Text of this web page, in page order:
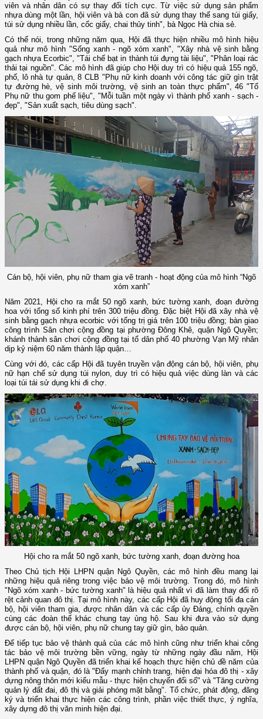
viên và nhân dân có sự thay đổi tích cực. Từ việc sử dụng sản phẩm
nhựa dùng một lần, hội viên và bà con đã sử dụng thay thế sang túi giấy,
túi sử dụng nhiều lần, cốc giấy, chai thủy tinh", bà Ngọc Hà chia sẻ.
Có thể nói, trong những năm qua, Hội đã thực hiện nhiều mô hình hiệu
quả như mô hình "Sống xanh - ngõ xóm xanh", "Xây nhà vệ sinh bằng
gạch nhựa Ecorbic", "Tái chế bạt in thành túi đựng tài liệu", "Phân loại rác
thải tại nguồn". Các mô hình đã giúp cho Hội duy trì có hiệu quả 155 ngõ,
phố, lô nhà tự quản, 8 CLB "Phụ nữ kinh doanh với công tác giữ gìn trật
tự đường hè, vệ sinh môi trường, vệ sinh an toàn thực phẩm", 46 "Tổ
Phụ nữ thu gom phế liệu", "Mỗi tuần một ngày vì thành phố xanh - sạch -
đẹp", "Sản xuất sạch, tiêu dùng sạch".
Cán bộ, hội viên, phụ nữ tham gia vẽ tranh - hoạt động của mô hình “Ngõ
xóm xanh”
Năm 2021, Hội cho ra mắt 50 ngõ xanh, bức tường xanh, đoạn đường
hoa với tổng số kinh phí trên 300 triệu đồng. Đặc biệt Hội đã xây nhà vệ
sinh bằng gạch nhựa ecorbic với tổng trị giá trên 100 triệu đồng; bàn giao
công trình Sân chơi cộng đồng tại phường Đông Khê, quận Ngô Quyền;
khánh thành sân chơi cộng đồng tại tổ dân phố 40 phường Vạn Mỹ nhân
dịp kỷ niệm 60 năm thành lập quận…
Cùng với đó, các cấp Hội đã tuyên truyền vận động cán bộ, hội viên, phụ
nữ hạn chế sử dụng túi nylon, duy trì có hiệu quả việc dùng làn và các
loại túi tái sử dụng khi đi chợ.
Hội cho ra mắt 50 ngõ xanh, bức tường xanh, đoạn đường hoa
Theo Chủ tịch Hội LHPN quận Ngô Quyền, các mô hình đều mang lại
những hiệu quả riêng trong việc bảo vệ môi trường. Trong đó, mô hình
"Ngõ xóm xanh - bức tường xanh" là hiệu quả nhất vì đã làm thay đổi rõ
rệt cảnh quan đô thị. Tại mô hình này, các cấp Hội đã huy động tối đa cán
bộ, hội viên tham gia, được nhân dân và các cấp ủy Đảng, chính quyền
cùng các đoàn thể khác chung tay ủng hộ. Sau khi đưa vào sử dụng
được cán bộ, hội viên, phụ nữ chung tay giữ gìn, bảo quản.
Để tiếp tục bảo vệ thành quả của các mô hình cũng như triển khai công
tác bảo vệ môi trường bền vững, ngày từ những ngày đầu năm, Hội
LHPN quận Ngô Quyền đã triển khai kế hoạch thực hiện chủ đề năm của
thành phố và quận, đó là "Đẩy mạnh chỉnh trang, hiện đại hóa đô thị - xây
dựng nông thôn mới kiểu mẫu - thực hiện chuyển đổi số" và "Tăng cường
quản lý đất đai, đô thị và giải phóng mặt bằng". Tổ chức, phát động, đăng
ký và triển khai thực hiện các công trình, phần việc thiết thực, ý nghĩa,
xây dựng đô thị văn minh hiện đại.